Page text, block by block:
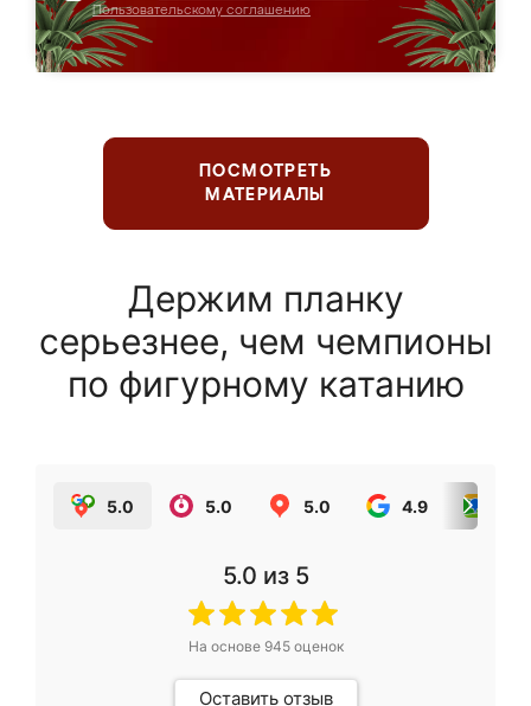
Пользовательскому соглашению
ПОСМОТРЕТЬ
МАТЕРИАЛЫ
Держим планку
серьезнее, чем чемпионы
по фигурному катанию
5.0 5.0 5.0 4.9
5.0 из 5
На основе 945оценок
Оставить отзыв